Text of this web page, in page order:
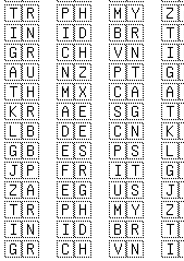
🇹🇷 🇵🇭 🇲🇾
🇮🇳 🇮🇩 🇧🇷
🇬🇷 🇨🇭 🇻🇳
🇦🇺 🇳🇿 🇵🇹
🇹🇭 🇲🇽 🇨🇦
🇰🇷 🇦🇪 🇸🇬
🇱🇧 🇩🇪 🇨🇳
🇬🇧 🇪🇸 🇵🇸
🇯🇵 🇫🇷 🇮🇹
🇿🇦 🇪🇬 🇺🇸
🇹🇷 🇵🇭 🇲🇾
🇮🇳 🇮🇩 🇧🇷
🇬🇷 🇨🇭 🇻🇳